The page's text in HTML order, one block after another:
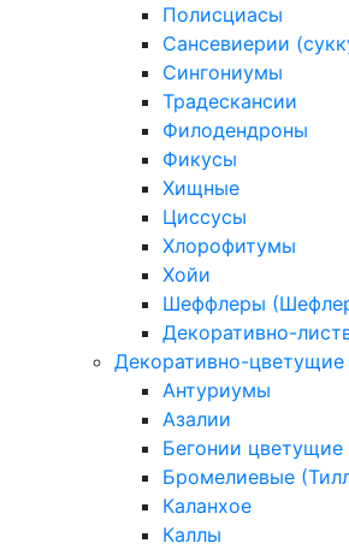
Полисциасы
Сансевиерии
Сингониумы
Традескансии
Филодендроны
Фикусы
Хищные
Циссусы
Хлорофитумы
Хойи
Шеффлеры
Декоративно-
Декоративно-цветущие
Антуриумы
Азалии
Бегонии цветущие
Бромелиевые
Каланхое
Каллы